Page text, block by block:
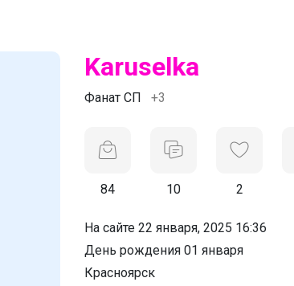
Karuselka
Фанат СП +3
84 10 2
На сайте 22 января, 2025 16:36
День рождения 01 января
Красноярск